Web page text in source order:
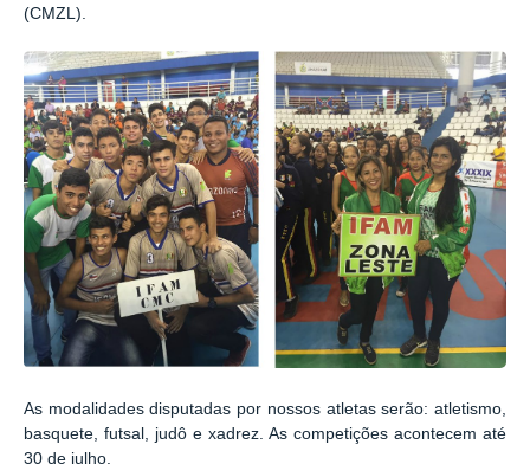
(CMZL).
As modalidades disputadas por nossos atletas serão: atletismo,
basquete, futsal, judô e xadrez. As competições acontecem até
30 de julho.